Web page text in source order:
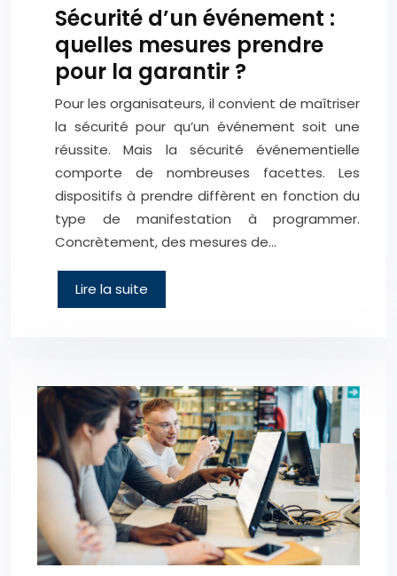
Sécurité d’un événement :
quelles mesures prendre
pour la garantir ?
Pour les organisateurs, il convient de maîtriser
la sécurité pour qu’un événement soit une
réussite. Mais la sécurité événementielle
comporte de nombreuses facettes. Les
dispositifs à prendre diffèrent en fonction du
type de manifestation à programmer.
Concrètement, des mesures de…
Lire la suite